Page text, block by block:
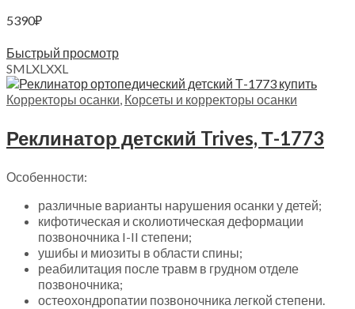
5390₽
Быстрый просмотр
SMLXLXXL
Корректоры осанки, Корсеты и корректоры осанки
Реклинатор детский Trives, Т-1773
Особенности:
различные варианты нарушения осанки у детей;
кифотическая и сколиотическая деформации
позвоночника I-II степени;
ушибы и миозиты в области спины;
реабилитация после травм в грудном отделе
позвоночника;
остеохондропатии позвоночника легкой степени.